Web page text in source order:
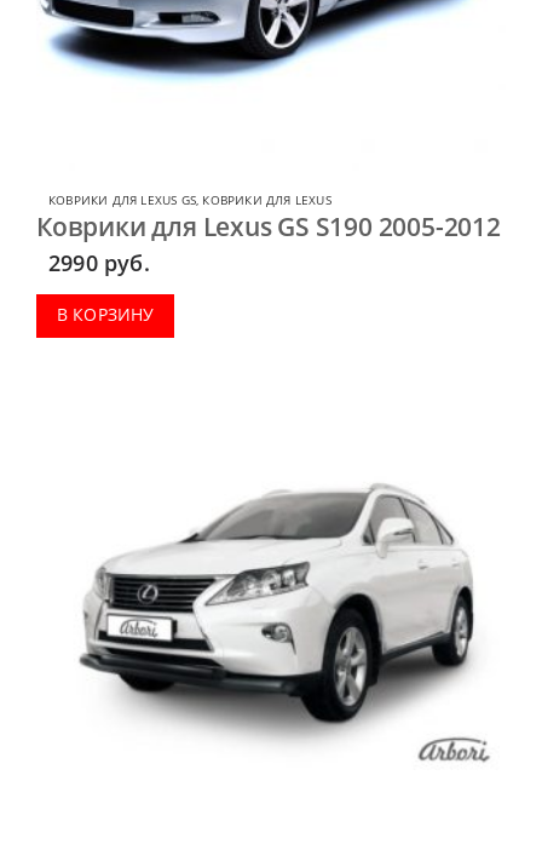
КОВРИКИ ДЛЯ LEXUS GS, КОВРИКИ ДЛЯ LEXUS
Коврики для Lexus GS S190 2005-2012
2990 руб.
В КОРЗИНУ